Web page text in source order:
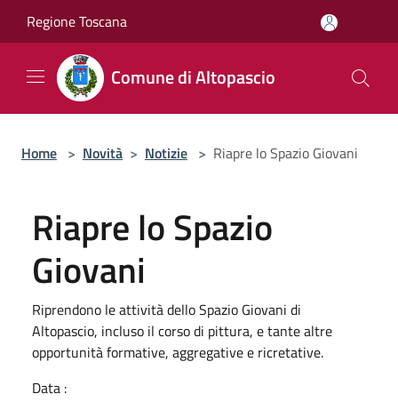
Regione Toscana
Comune di Altopascio
Home > Novità > Notizie > Riapre lo Spazio Giovani
Riapre lo Spazio
Giovani
Riprendono le attività dello Spazio Giovani di
Altopascio, incluso il corso di pittura, e tante altre
opportunità formative, aggregative e ricretative.
Data :